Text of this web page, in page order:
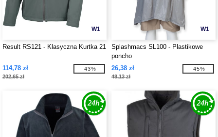
W1
Result RS121 - Klasyczna Kurtka 21
114,78 zł
202,65 zł
-43%
W1
Splashmacs SL100 - Plastikowe
poncho
26,38 zł
48,13 zł
-45%